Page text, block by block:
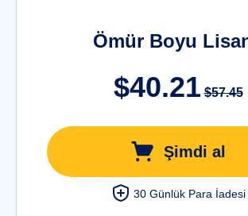
Ömür Boyu
$40.21 $57.45
Şimdi al
30 Günlük Para İadesi